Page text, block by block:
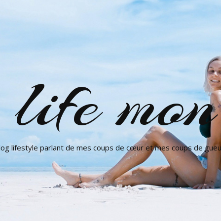
lifestyle parlant de mes coups de cœur et mes coups de